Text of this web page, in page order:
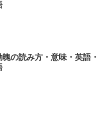
魄の読み方・意味・英語・